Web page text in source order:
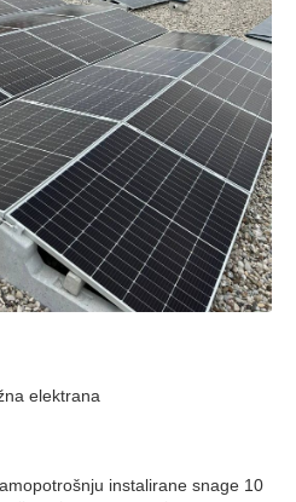
elektrana
instalirane snage 10